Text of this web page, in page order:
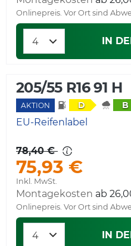
Onlinepreis. Vor Ort sind
IN
205/55 R16 91 H
AKTION D B
EU-Reifenlabel
78,40 €
75,93 €
Inkl. MwSt.
Montagekosten ab
Onlinepreis. Vor Ort sind
IN